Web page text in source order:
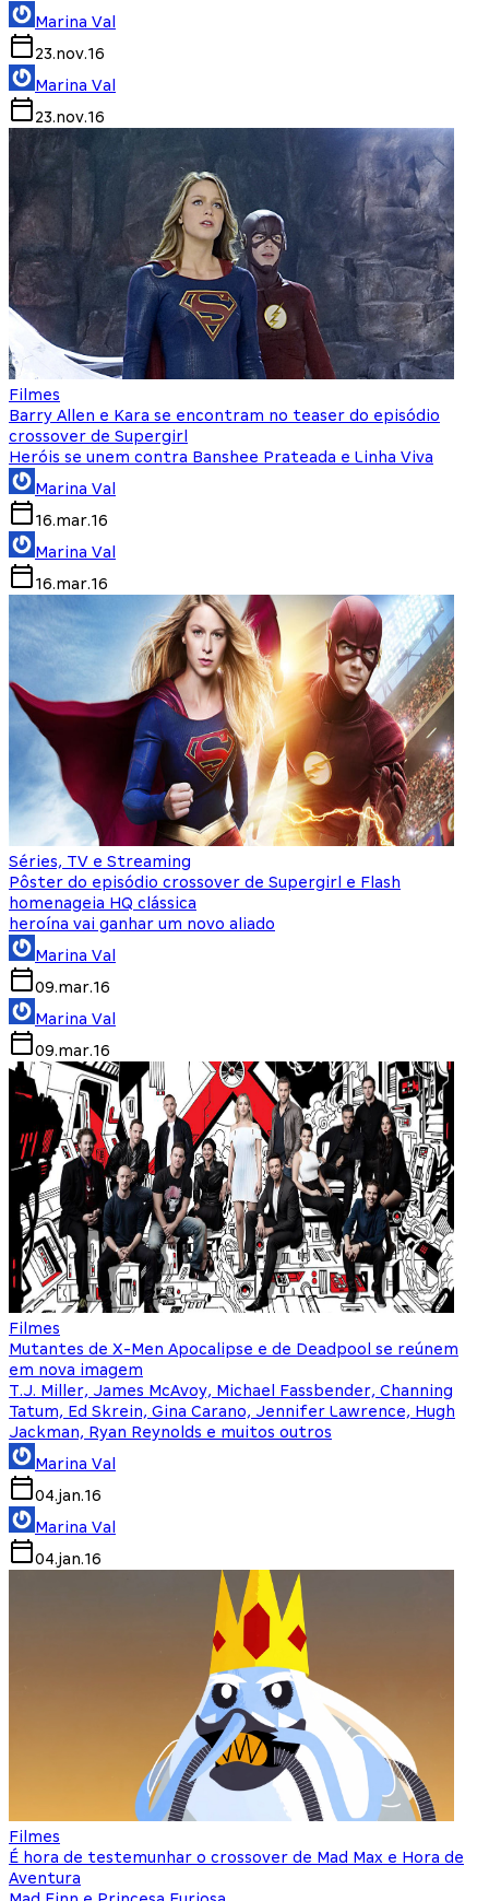
Marina Val
23.nov.16
Marina Val
23.nov.16
Filmes
Barry Allen e Kara se encontram no teaser do episódio
crossover de Supergirl
Heróis se unem contra Banshee Prateada e Linha Viva
Marina Val
16.mar.16
Marina Val
16.mar.16
Séries, TV e Streaming
Pôster do episódio crossover de Supergirl e Flash
homenageia HQ clássica
heroína vai ganhar um novo aliado
Marina Val
09.mar.16
Marina Val
09.mar.16
Filmes
Mutantes de X-Men Apocalipse e de Deadpool se reúnem
em nova imagem
T.J. Miller, James McAvoy, Michael Fassbender, Channing
Tatum, Ed Skrein, Gina Carano, Jennifer Lawrence, Hugh
Jackman, Ryan Reynolds e muitos outros
Marina Val
04.jan.16
Marina Val
04.jan.16
Filmes
É hora de testemunhar o crossover de Mad Max e Hora de
Aventura